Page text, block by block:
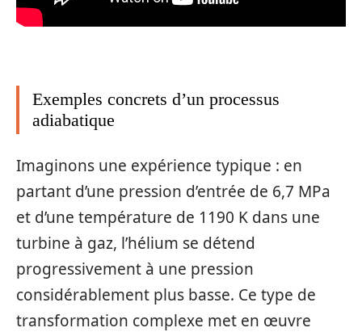
Exemples concrets d’un processus
adiabatique
Imaginons une expérience typique : en
partant d’une pression d’entrée de 6,7 MPa
et d’une température de 1190 K dans une
turbine à gaz, l’hélium se détend
progressivement à une pression
considérablement plus basse. Ce type de
transformation complexe met en œuvre